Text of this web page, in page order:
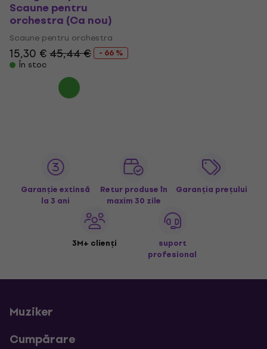
Scaune pentru
orchestra (Ca nou)
Scaune pentru orchestra
15,30 €45,44 €
- 66 %
În stoc
Garanție extinsă
la 3 ani
Retur produse în
maxim 30 zile
Garanția prețului
3M+ clienți
suport
profesional
Muziker
Cumpărare